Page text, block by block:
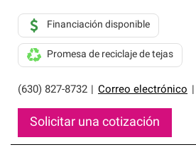
(630) 827-8732 Correo electrónico
Financiación disponible
Promesa de reciclaje de tejas
Solicitar una cotización